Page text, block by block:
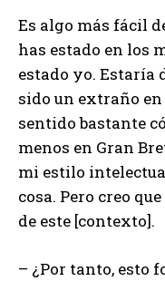
Es algo más fácil
has estado en los
estado yo. Estaría
sido un extraño en
sentido bastante
menos en Gran
mi estilo
cosa. Pero creo
de este [contexto].
– ¿Por tanto, esto